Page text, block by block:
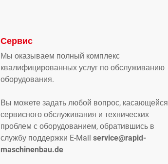
Сервис
Мы оказываем полный комплекс
квалифицированных услуг по обслуживанию
оборудования.
Вы можете задать любой вопрос, касающейся
сервисного обслуживания и технических
проблем с оборудованием, обратившись в
службу поддержки E-Mail service@rapid-
maschinenbau.de